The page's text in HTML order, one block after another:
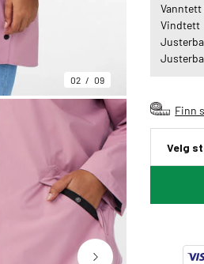
02 09
Vindtett
Finn
Velg